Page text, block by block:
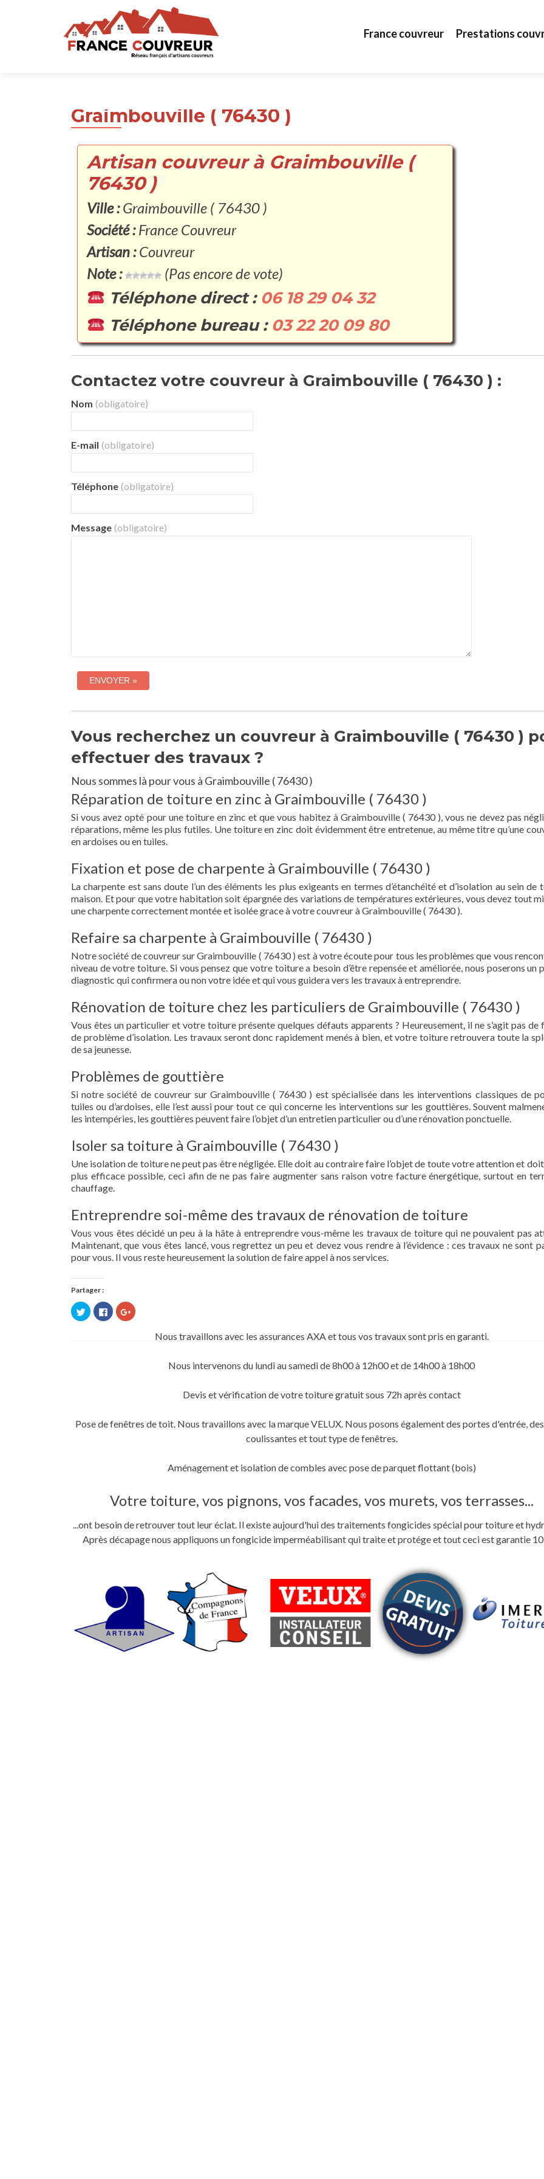
France couvreur Prestations
Graimbouville ( 76430 )
Artisan couvreur à Graimbouville (
76430 )
Ville :Graimbouville ( 76430 )
Société :France Couvreur
Artisan :Couvreur
Note :
(Pas encore de vote)
Téléphone direct : 06 18 29 04 32
Téléphone bureau : 03 22 20 09 80
Contactez votre couvreur à Graimbouville ( 76430 ) :
Nom (obligatoire)
E-mail (obligatoire)
Téléphone (obligatoire)
Message (obligatoire)
Vous recherchez un couvreur à Graimbouville ( 76430 )
effectuer des travaux ?
Nous sommes là pour vous à Graimbouville ( 76430 )
Réparation de toiture en zinc à Graimbouville ( 76430 )
Si vous avez opté pour une toiture en zinc et que vous habitez à Graimbouville ( 76430 ), vous ne devez pas
réparations, même les plus futiles. Une toiture en zinc doit évidemment être entretenue, au même titre qu’une
en ardoises ou en tuiles.
Fixation et pose de charpente à Graimbouville ( 76430 )
La charpente est sans doute l’un des éléments les plus exigeants en termes d’étanchéité et d’isolation au sein de
maison. Et pour que votre habitation soit épargnée des variations de températures extérieures, vous devez tout
une charpente correctement montée et isolée grace à votre couvreur à Graimbouville ( 76430 ).
Refaire sa charpente à Graimbouville ( 76430 )
Notre société de couvreur sur Graimbouville ( 76430 ) est à votre écoute pour tous les problèmes que vous
niveau de votre toiture. Si vous pensez que votre toiture a besoin d’être repensée et améliorée, nous poserons un
diagnostic qui confirmera ou non votre idée et qui vous guidera vers les travaux à entreprendre.
Rénovation de toiture chez les particuliers de Graimbouville ( 76430 )
Vous êtes un particulier et votre toiture présente quelques défauts apparents ? Heureusement, il ne s’agit pas de
de problème d’isolation. Les travaux seront donc rapidement menés à bien, et votre toiture retrouvera toute la
de sa jeunesse.
Problèmes de gouttière
Si notre société de couvreur sur Graimbouville ( 76430 ) est spécialisée dans les interventions classiques de
tuiles ou d’ardoises, elle l’est aussi pour tout ce qui concerne les interventions sur les gouttières. Souvent
les intempéries, les gouttières peuvent faire l’objet d’un entretien particulier ou d’une rénovation ponctuelle.
Isoler sa toiture à Graimbouville ( 76430 )
Une isolation de toiture ne peut pas être négligée. Elle doit au contraire faire l’objet de toute votre attention et
plus efficace possible, ceci afin de ne pas faire augmenter sans raison votre facture énergétique, surtout en
chauffage.
Entreprendre soi-même des travaux de rénovation de toiture
Vous vous êtes décidé un peu à la hâte à entreprendre vous-même les travaux de toiture qui ne pouvaient pas
Maintenant, que vous êtes lancé, vous regrettez un peu et devez vous rendre à l’évidence : ces travaux ne sont
pour vous. Il vous reste heureusement la solution de faire appel à nos services.
Partager :
Cliquez
pour
partager
Cliquez
pour
partager
Facebook(ouvre
Cliquez
pour
Google+Nous travaillons avec les assurances AXA et tous vos travaux sont pris en garanti.
Nous intervenons du lundi au samedi de 8h00 à 12h00 et de 14h00 à 18h00
Devis et vérification de votre toiture gratuit sous 72h après contact
Pose de fenêtres de toit. Nous travaillons avec la marque VELUX. Nous posons également des portes d'entrée,
coulissantes et tout type de fenêtres.
Aménagement et isolation de combles avec pose de parquet flottant (bois)
Votre toiture, vos pignons, vos facades, vos murets, vos terrasses...
...ont besoin de retrouver tout leur éclat. Il existe aujourd'hui des traitements fongicides spécial pour toiture et
Après décapage nous appliquons un fongicide imperméabilisant qui traite et protége et tout ceci est garantie 10